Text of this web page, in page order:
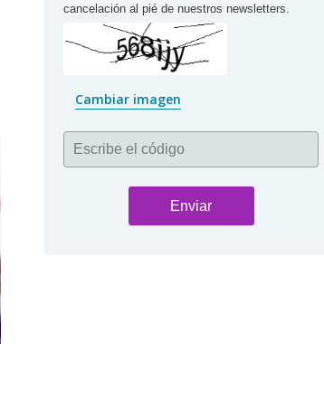
cancelación al pié de nuestros newsletters.
Cambiar imagen
Escribe el código